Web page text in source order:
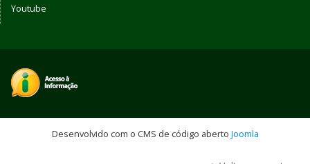
Youtube
Desenvolvido com o CMS de código aberto Joomla